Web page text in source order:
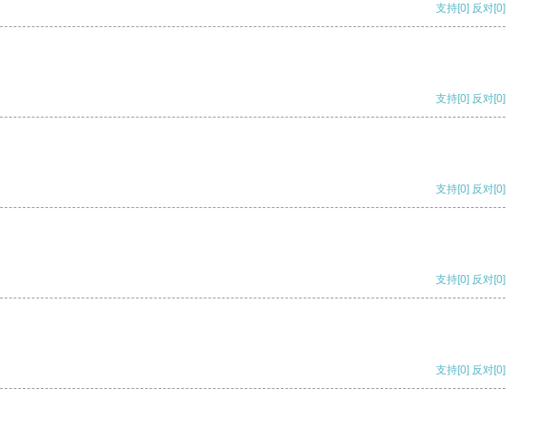
支持[0] 反对[0]
支持[0] 反对[0]
支持[0] 反对[0]
支持[0] 反对[0]
支持[0] 反对[0]